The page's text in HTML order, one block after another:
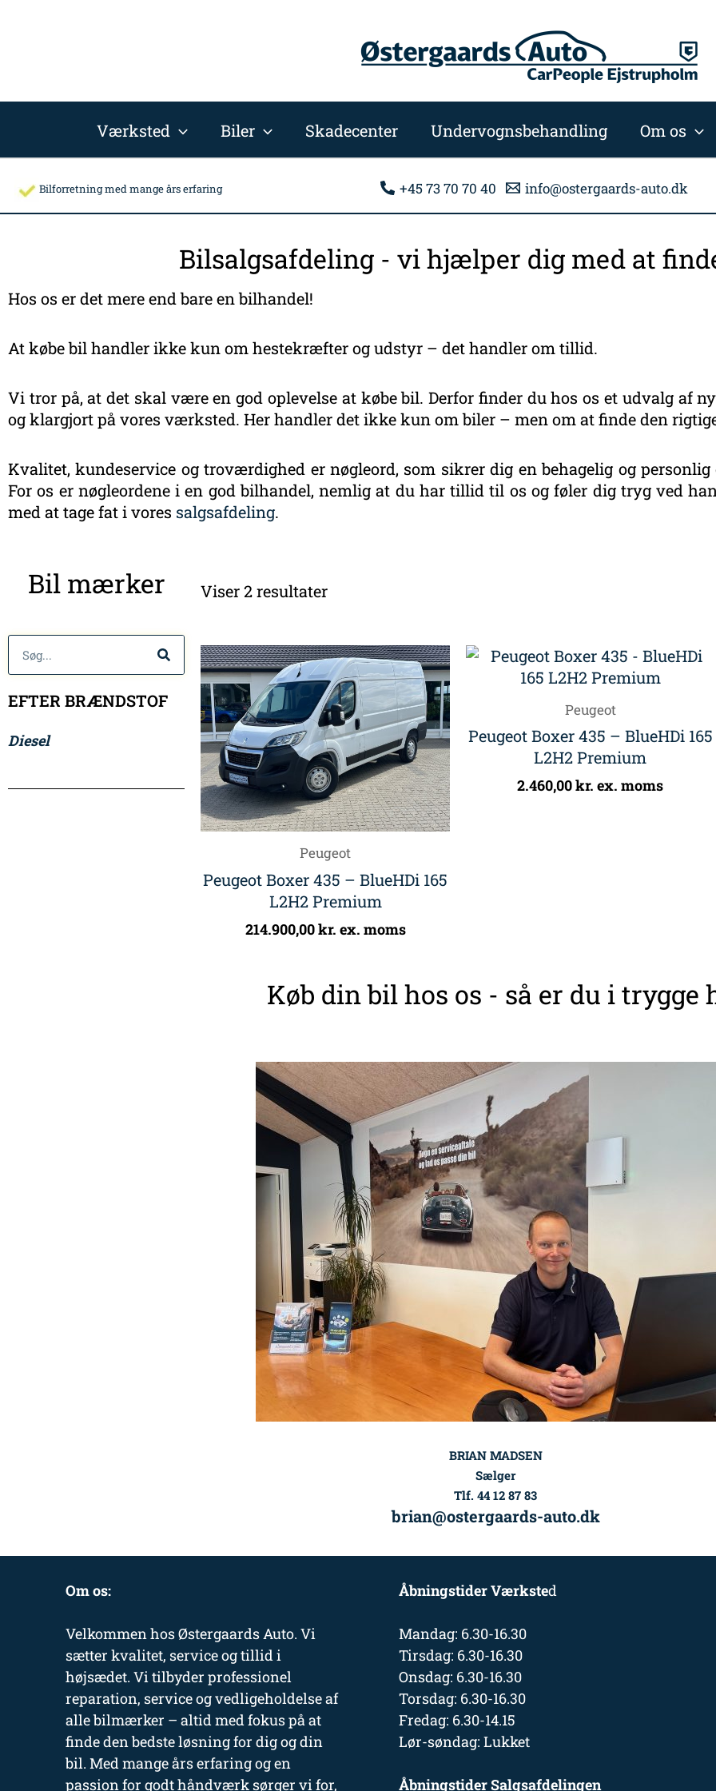
Værksted Biler Skadecenter Undervognsbehandling Om os
Bilforretning med mange års erfaring +45 73 70 70 40 info@ostergaards-auto.dk
Bilsalgsafdeling - vi hjælper dig med at
Hos os er det mere end bare en bilhandel!
At købe bil handler ikke kun om hestekræfter og udstyr – det handler om tillid.
Vi tror på, at det skal være en god oplevelse at købe bil. Derfor finder du hos os et udvalg af
og klargjort på vores værksted. Her handler det ikke kun om biler – men om at finde den
Kvalitet, kundeservice og troværdighed er nøgleord, som sikrer dig en behagelig og
For os er nøgleordene i en god bilhandel, nemlig at du har tillid til os og føler dig tryg ved
med at tage fat i vores salgsafdeling.
Bil mærker
Søg
EFTER BRÆNDSTOF
Diesel
Viser 2 resultaterefter
Peugeot
Peugeot Boxer 435 – BlueHDi 165
L2H2 Premium
214.900,00kr. ex. moms
Peugeot
Peugeot Boxer 435 – BlueHDi 165
L2H2 Premium
2.460,00kr. ex. moms
Køb din bil hos os - så er du i trygge
BRIAN MADSEN
Sælger
Tlf. 44 12 87 83
brian@ostergaards-auto.dk
Om os:
Velkommen hos Østergaards Auto. Vi
sætter kvalitet, service og tillid i
højsædet. Vi tilbyder professionel
reparation, service og vedligeholdelse af
alle bilmærker – altid med fokus på at
finde den bedste løsning for dig og din
bil. Med mange års erfaring og en
passion for godt håndværk sørger vi for,
Åbningstider Værksted
Mandag: 6.30-16.30
Tirsdag: 6.30-16.30
Onsdag: 6.30-16.30
Torsdag: 6.30-16.30
Fredag: 6.30-14.15
Lør-søndag: Lukket
Åbningstider Salgsafdelingen